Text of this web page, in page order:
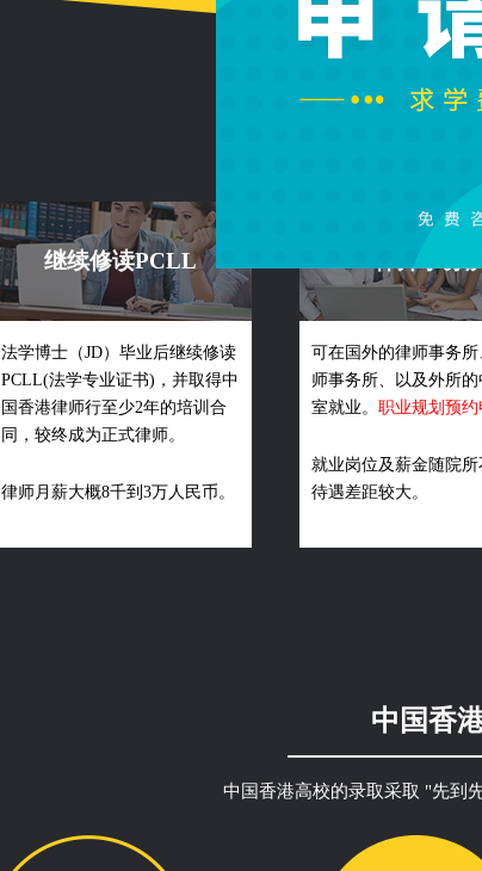
中国
继续修读PCLL
法学博士（JD）毕业后继续修读
PCLL(法学专业证书)，并取得中
国香港律师行至少2年的培训合
同，较终成为正式律师。
律师月薪大概8千到3万人民币。
律师事务所
可在国外的律师事务
师事务所、以及外所
室就业。 职业规划预约
就业岗位及薪金随院所
待遇差距较大。
中国香
中国香港高校的录取采取 "先到